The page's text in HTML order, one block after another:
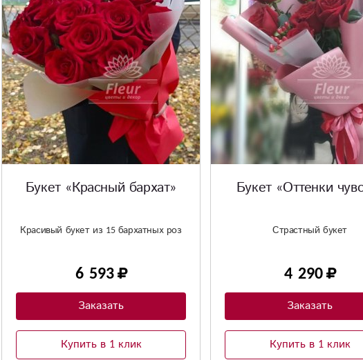
Букет «Красный бархат»
Красивый букет из 15 бархатных роз
6 593
Заказать
Купить в 1 клик
Букет «Оттенки
Страстный букет
4 290
Заказать
Купить в 1 клик